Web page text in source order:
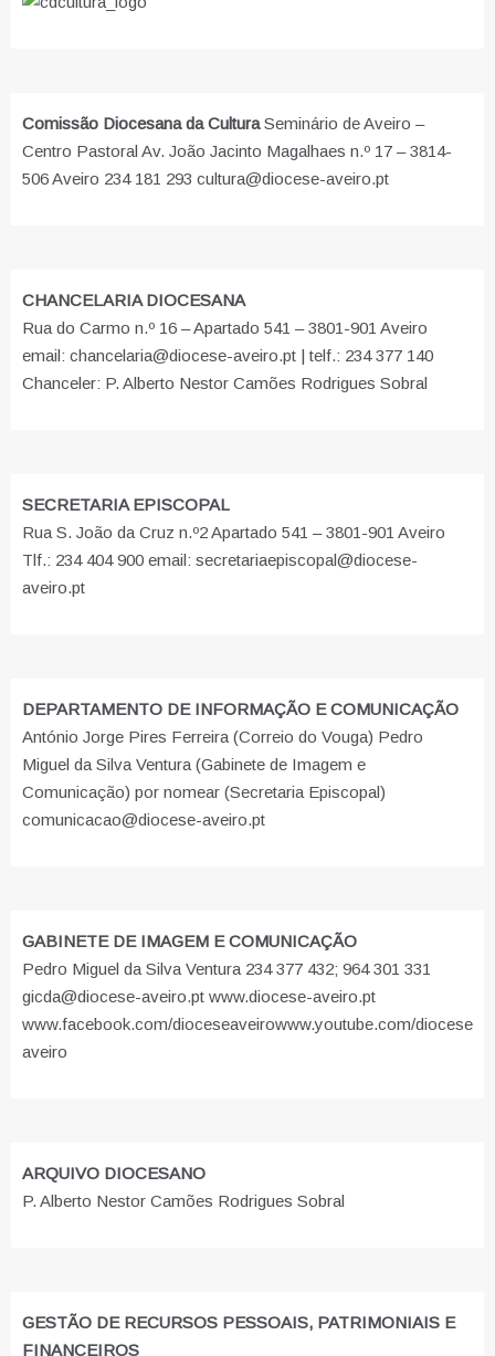
Comissão Diocesana da CulturaSeminário de Aveiro –
Centro Pastoral Av. João Jacinto Magalhaes n.º 17 – 3814-
506 Aveiro 234 181 293 cultura@diocese-aveiro.pt
CHANCELARIA DIOCESANA
Rua do Carmo n.º 16 – Apartado 541 – 3801-901 Aveiro
email: chancelaria@diocese-aveiro.pt | telf.: 234 377 140
Chanceler: P. Alberto Nestor Camões Rodrigues Sobral
SECRETARIA EPISCOPAL
Rua S. João da Cruz n.º2 Apartado 541 – 3801-901 Aveiro
Tlf.: 234 404 900 email: secretariaepiscopal@diocese-
aveiro.pt
DEPARTAMENTO DE INFORMAÇÃO E COMUNICAÇÃO
António Jorge Pires Ferreira (Correio do Vouga) Pedro
Miguel da Silva Ventura (Gabinete de Imagem e
Comunicação) por nomear (Secretaria Episcopal)
comunicacao@diocese-aveiro.pt
GABINETE DE IMAGEM E COMUNICAÇÃO
Pedro Miguel da Silva Ventura 234 377 432; 964 301 331
gicda@diocese-aveiro.pt www.diocese-aveiro.pt
www.facebook.com/dioceseaveirowww.youtube.com/diocese
aveiro
ARQUIVO DIOCESANO
P. Alberto Nestor Camões Rodrigues Sobral
GESTÃO DE RECURSOS PESSOAIS, PATRIMONIAIS E
FINANCEIROS